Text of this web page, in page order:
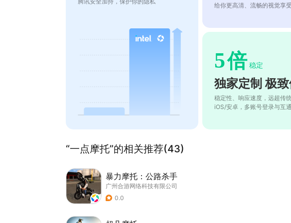
给你更高清、流畅的视觉享受
5倍 稳定
独家定制 极
稳定性、响应速度，远超传
iOS/安卓，多账号登录与互通
“一点摩托”的相关推荐(43)
暴力摩托：公路杀手
广州合游网络科技有限公司
0.0